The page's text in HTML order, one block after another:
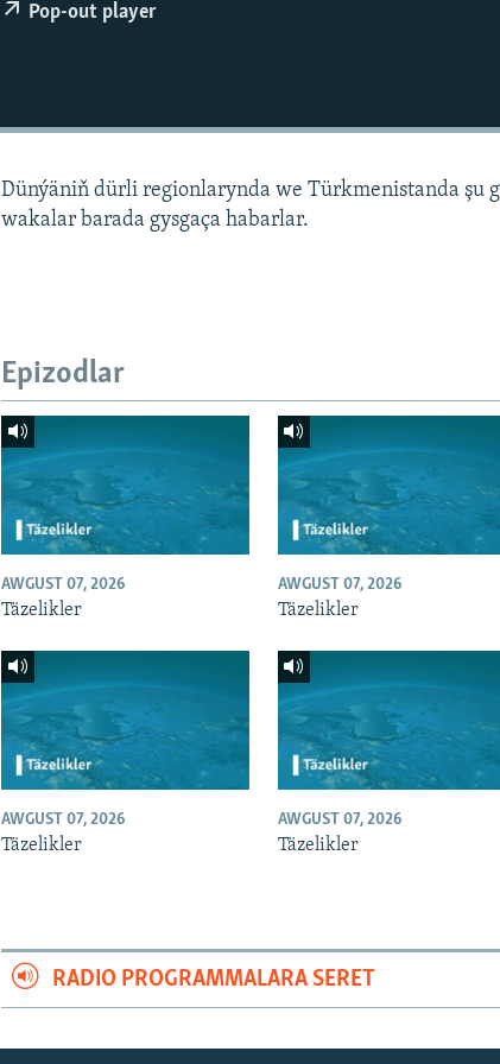
Pop-out player
Dünýäniň dürli regionlarynda we Türkmenistanda şu
wakalar barada gysgaça habarlar.
Epizodlar
AWGUST 07, 2026
Täzelikler
AWGUST 07, 2026
Täzelikler
AWGUST 07, 2026
Täzelikler
AWGUST 07, 2026
Täzelikler
RADIO PROGRAMMALARA SERET